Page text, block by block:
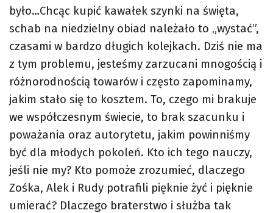
było…Chcąc kupić kawałek szynki na święta,
schab na niedzielny obiad należało to „wystać”,
czasami w bardzo długich kolejkach. Dziś nie ma
z tym problemu, jesteśmy zarzucani mnogością i
różnorodnością towarów i często zapominamy,
jakim stało się to kosztem. To, czego mi brakuje
we współczesnym świecie, to brak szacunku i
poważania oraz autorytetu, jakim powinniśmy
być dla młodych pokoleń. Kto ich tego nauczy,
jeśli nie my? Kto pomoże zrozumieć, dlaczego
Zośka, Alek i Rudy potrafili pięknie żyć i pięknie
umierać? Dlaczego braterstwo i służba tak